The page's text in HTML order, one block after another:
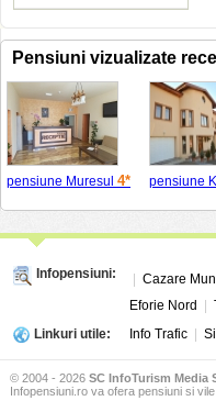
Pensiuni vizualizate
pensiune Muresul 4* pensiune
Infopensiuni: Cazare
Eforie Nord
Linkuri utile:
Info Trafic
© 2004 - 2026 SC InfoTurism Media
Infopensiuni.ro va ofera pensiuni si